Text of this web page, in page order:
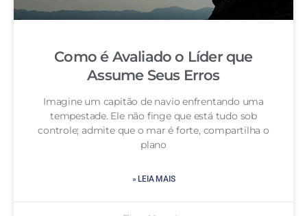
Como é Avaliado o Líder que
Assume Seus Erros
Imagine um capitão de navio enfrentando uma
tempestade. Ele não finge que está tudo sob
controle; admite que o mar é forte, compartilha o
plano
» LEIA MAIS